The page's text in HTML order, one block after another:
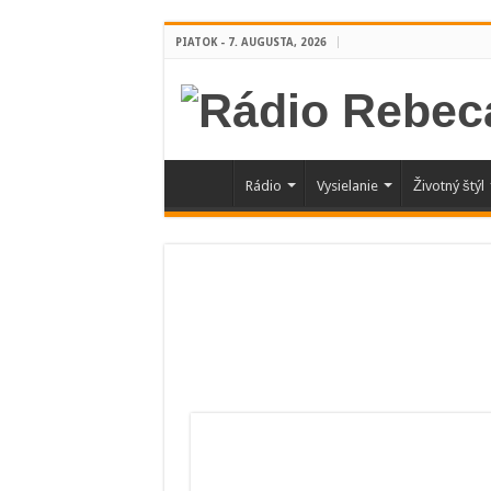
PIATOK - 7. AUGUSTA, 2026
Rádio Vysielanie Životný štýl